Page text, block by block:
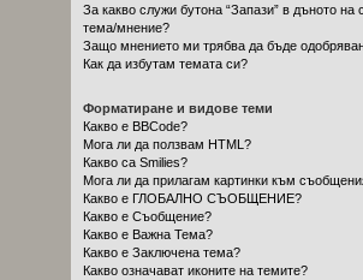
За какво служи бутона “Запази” в дъното на
тема/мнение?
Защо мнението ми трябва да бъде
Как да избутам темата си?
Форматиране и видове теми
Какво е BBCode?
Мога ли да ползвам HTML?
Какво са Smilies?
Мога ли да прилагам картинки към
Какво е ГЛОБАЛНО СЪОБЩЕНИЕ?
Какво е Съобщение?
Какво е Важна Тема?
Какво е Заключена тема?
Какво означават иконите на темите?